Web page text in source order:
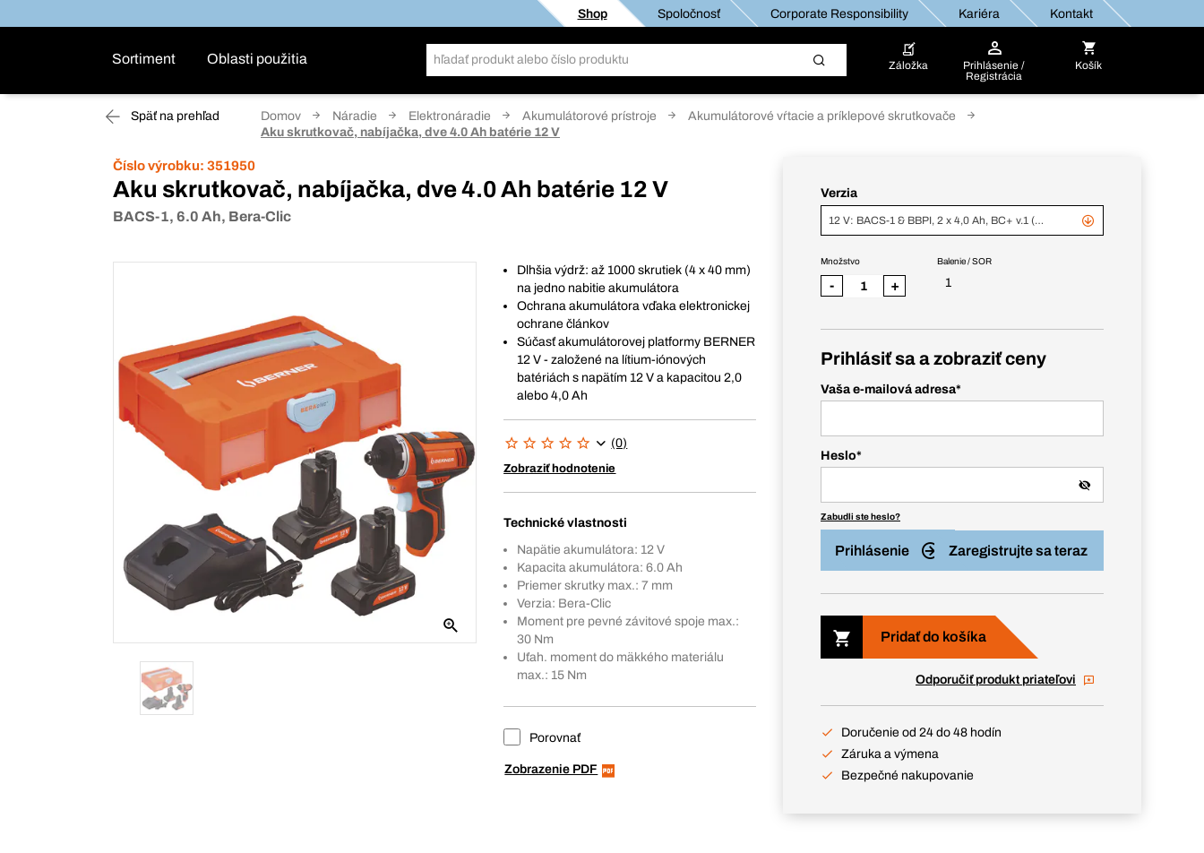
Shop Spoločnosť Corporate Responsibility Kariéra Kontakt
Sortiment Oblasti použitia Záložka
Prihlásenie /
Registrácia
Košík
Späť na prehľad Domov Náradie Elektronáradie Akumulátorové prístroje
Akumulátorové vŕtacie a príklepové skrutkovače
Aku skrutkovač, nabíjačka, dve 4.0 Ah batérie 12 V
Číslo výrobku: 351950
Aku skrutkovač, nabíjačka, dve 4.0 Ah batérie 12 V
BACS-1, 6.0 Ah, Bera-Clic
Dlhšia výdrž: až 1000 skrutiek (4 x 40 mm)
na jedno nabitie akumulátora
Ochrana akumulátora vďaka elektronickej
ochrane článkov
Súčasť akumulátorovej platformy BERNER
12 V - založené na lítium-iónových
batériách s napätím 12 V a kapacitou 2,0
alebo 4,0 Ah
(0)
Zobraziť hodnotenie
Technické vlastnosti
Napätie akumulátora: 12 V
Kapacita akumulátora: 6.0 Ah
Priemer skrutky max.: 7 mm
Verzia: Bera-Clic
Moment pre pevné závitové spoje max.:
30 Nm
Uťah. moment do mäkkého materiálu
max.: 15 Nm
Porovnať
Zobrazenie PDF
Verzia
12 V: BACS-1 & BBPI, 2 x 4,0 Ah, BC+ v.1 (343778 + 343783)
Balenie / SOR
1
Množstvo
- +
Prihlásiť sa a zobraziť ceny
Vaša e-mailová adresa*
Heslo*
Zabudli ste heslo?
Prihlásenie Zaregistrujte sa teraz
Pridať do košíka
Odporučiť produkt priateľovi
Doručenie od 24 do 48 hodín
Záruka a výmena
Bezpečné nakupovanie